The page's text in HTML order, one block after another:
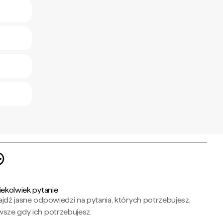
pytanie
jasne odpowiedzi na pytania, których potrzebujesz,
gdy ich potrzebujesz.